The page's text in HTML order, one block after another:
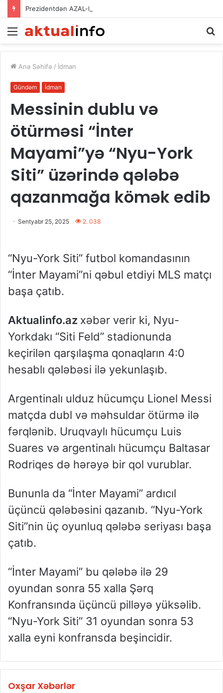
Prezidentdən AZAL-la bağlı FƏRMAN
Menu
Ana Səhifə / İdman
Gündəm İdman
Messinin dublu və
ötürməsi “İnter
Mayami”yə “Nyu-York
Siti” üzərində qələbə
qazanmağa kömək edib
Sentyabr 25, 2025 2. 038
“Nyu-York Siti” futbol komandasının
“İnter Mayami”ni qəbul etdiyi MLS matçı
başa çatıb.
Aktualinfo.az xəbər verir ki, Nyu-
Yorkdakı “Siti Feld” stadionunda
keçirilən qarşılaşma qonaqların 4:0
hesablı qələbəsi ilə yekunlaşıb.
Argentinalı ulduz hücumçu Lionel Messi
matçda dubl və məhsuldar ötürmə ilə
fərqlənib. Uruqvaylı hücumçu Luis
Suares və argentinalı hücumçu Baltasar
Rodriqes də hərəyə bir qol vurublar.
Bununla da “İnter Mayami” ardıcıl
üçüncü qələbəsini qazanıb. “Nyu-York
Siti”nin üç oyunluq qələbə seriyası başa
çatıb.
“İnter Mayami” bu qələbə ilə 29
oyundan sonra 55 xalla Şərq
Konfransında üçüncü pilləyə yüksəlib.
“Nyu-York Siti” 31 oyundan sonra 53
xalla eyni konfransda beşincidir.
Oxşar Xəbərlər